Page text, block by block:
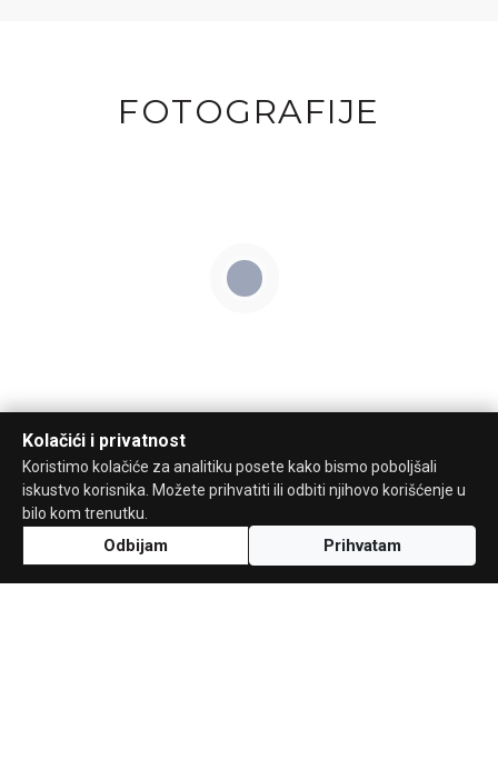
FOTOGRAFIJE
Kolačići i privatnost
Koristimo kolačiće za analitiku posete kako bismo poboljšali
iskustvo korisnika. Možete prihvatiti ili odbiti njihovo korišćenje u
bilo kom trenutku.
Odbijam Prihvatam